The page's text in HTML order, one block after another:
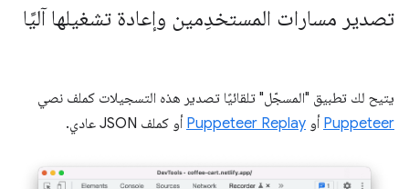
تصدير مسارات المستخدِمين وإعادة تشغيلها آليًا
يتيح لك تطبيق "المسجّل" تلقائيًا تصدير هذه التسجيلات كملف نصي
Puppeteer أو Puppeteer Replay أو كملف JSON عادي.